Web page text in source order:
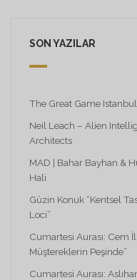
SON YAZILAR
The Great Game
Neil Leach – Alien
Architects
MAD | Bahar Bayhan &
Hali
Güzin Konuk “Kentsel
Loci”
Cumartesi Aurası: Cem
Müştereklerin Peşinde”
Cumartesi Aurası: